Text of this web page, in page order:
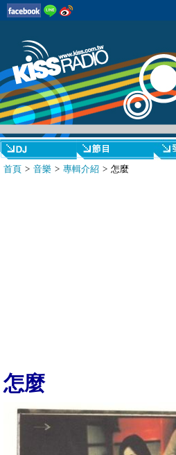
首頁 > 音樂 > 專輯介紹 > 怎麼
怎麼